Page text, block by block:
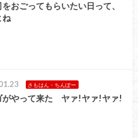
おごってもらいたい日って、
ね
さもはん・ちんぽー
がやって来た ヤァ!ヤァ!ヤァ!